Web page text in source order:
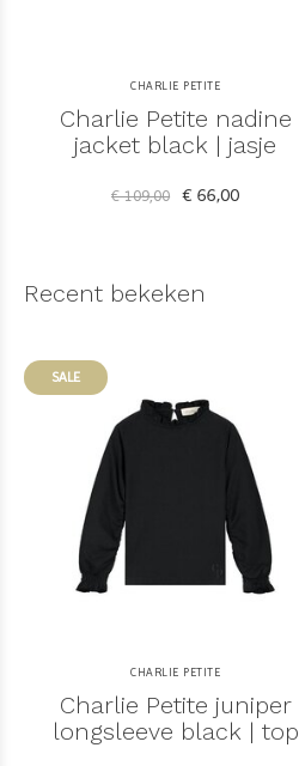
CHARLIE PETITE
Charlie Petite nadine
jacket black | jasje
€ 109,00 € 66,00
Recent bekeken
SALE
CHARLIE PETITE
Charlie Petite juniper
longsleeve black | top